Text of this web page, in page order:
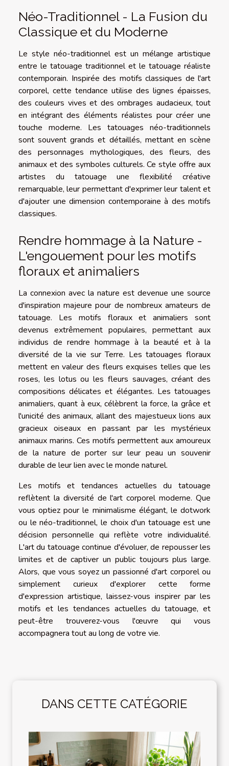
Néo-Traditionnel - La Fusion du
Classique et du Moderne
Le style néo-traditionnel est un mélange artistique
entre le tatouage traditionnel et le tatouage réaliste
contemporain. Inspirée des motifs classiques de l'art
corporel, cette tendance utilise des lignes épaisses,
des couleurs vives et des ombrages audacieux, tout
en intégrant des éléments réalistes pour créer une
touche moderne. Les tatouages néo-traditionnels
sont souvent grands et détaillés, mettant en scène
des personnages mythologiques, des fleurs, des
animaux et des symboles culturels. Ce style offre aux
artistes du tatouage une flexibilité créative
remarquable, leur permettant d'exprimer leur talent et
d'ajouter une dimension contemporaine à des motifs
classiques.
Rendre hommage à la Nature -
L'engouement pour les motifs
floraux et animaliers
La connexion avec la nature est devenue une source
d'inspiration majeure pour de nombreux amateurs de
tatouage. Les motifs floraux et animaliers sont
devenus extrêmement populaires, permettant aux
individus de rendre hommage à la beauté et à la
diversité de la vie sur Terre. Les tatouages floraux
mettent en valeur des fleurs exquises telles que les
roses, les lotus ou les fleurs sauvages, créant des
compositions délicates et élégantes. Les tatouages
animaliers, quant à eux, célèbrent la force, la grâce et
l'unicité des animaux, allant des majestueux lions aux
gracieux oiseaux en passant par les mystérieux
animaux marins. Ces motifs permettent aux amoureux
de la nature de porter sur leur peau un souvenir
durable de leur lien avec le monde naturel.
Les motifs et tendances actuelles du tatouage
reflètent la diversité de l'art corporel moderne. Que
vous optiez pour le minimalisme élégant, le dotwork
ou le néo-traditionnel, le choix d'un tatouage est une
décision personnelle qui reflète votre individualité.
L'art du tatouage continue d'évoluer, de repousser les
limites et de captiver un public toujours plus large.
Alors, que vous soyez un passionné d'art corporel ou
simplement curieux d'explorer cette forme
d'expression artistique, laissez-vous inspirer par les
motifs et les tendances actuelles du tatouage, et
peut-être trouverez-vous l'œuvre qui vous
accompagnera tout au long de votre vie.
DANS CETTE CATÉGORIE